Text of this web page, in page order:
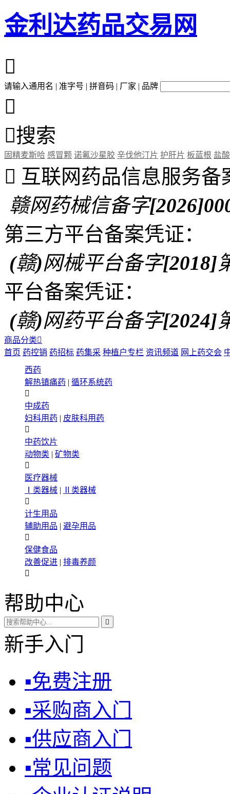
金利达药品交易网

请输入通用名 | 准字号 | 拼音码 | 厂家 | 品牌

搜索
固精麦斯哈 感冒颗 诺氟沙星胶 辛伐他汀片 护肝片 板蓝根 盐
 互联网药品信息服务备
赣网药械信备字
第三方平台备案凭证：
(赣)网械平台备字[2018]
平台备案凭证：
(赣)网药平台备字[2024]
商品分类
首页 药控销 药招标 药集采 种植户专栏 资讯频道 网上药交会
西药
解热镇痛药 | 循环系统药

中成药
妇科用药 | 皮肤科用药

中药饮片
动物类 | 矿物类

医疗器械
Ⅰ类器械 |
Ⅱ类器械

计生用品
辅助用品 | 避孕用品

保健食品
改善促进 | 排毒养颜

帮助中心

新手入门
▪免费注册
▪采购商入门
▪供应商入门
▪常见问题